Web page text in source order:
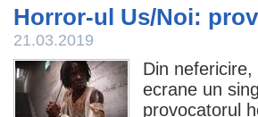
Horror-ul Us/Noi:
21.03.2019
Din
ecrane un
provocatorul